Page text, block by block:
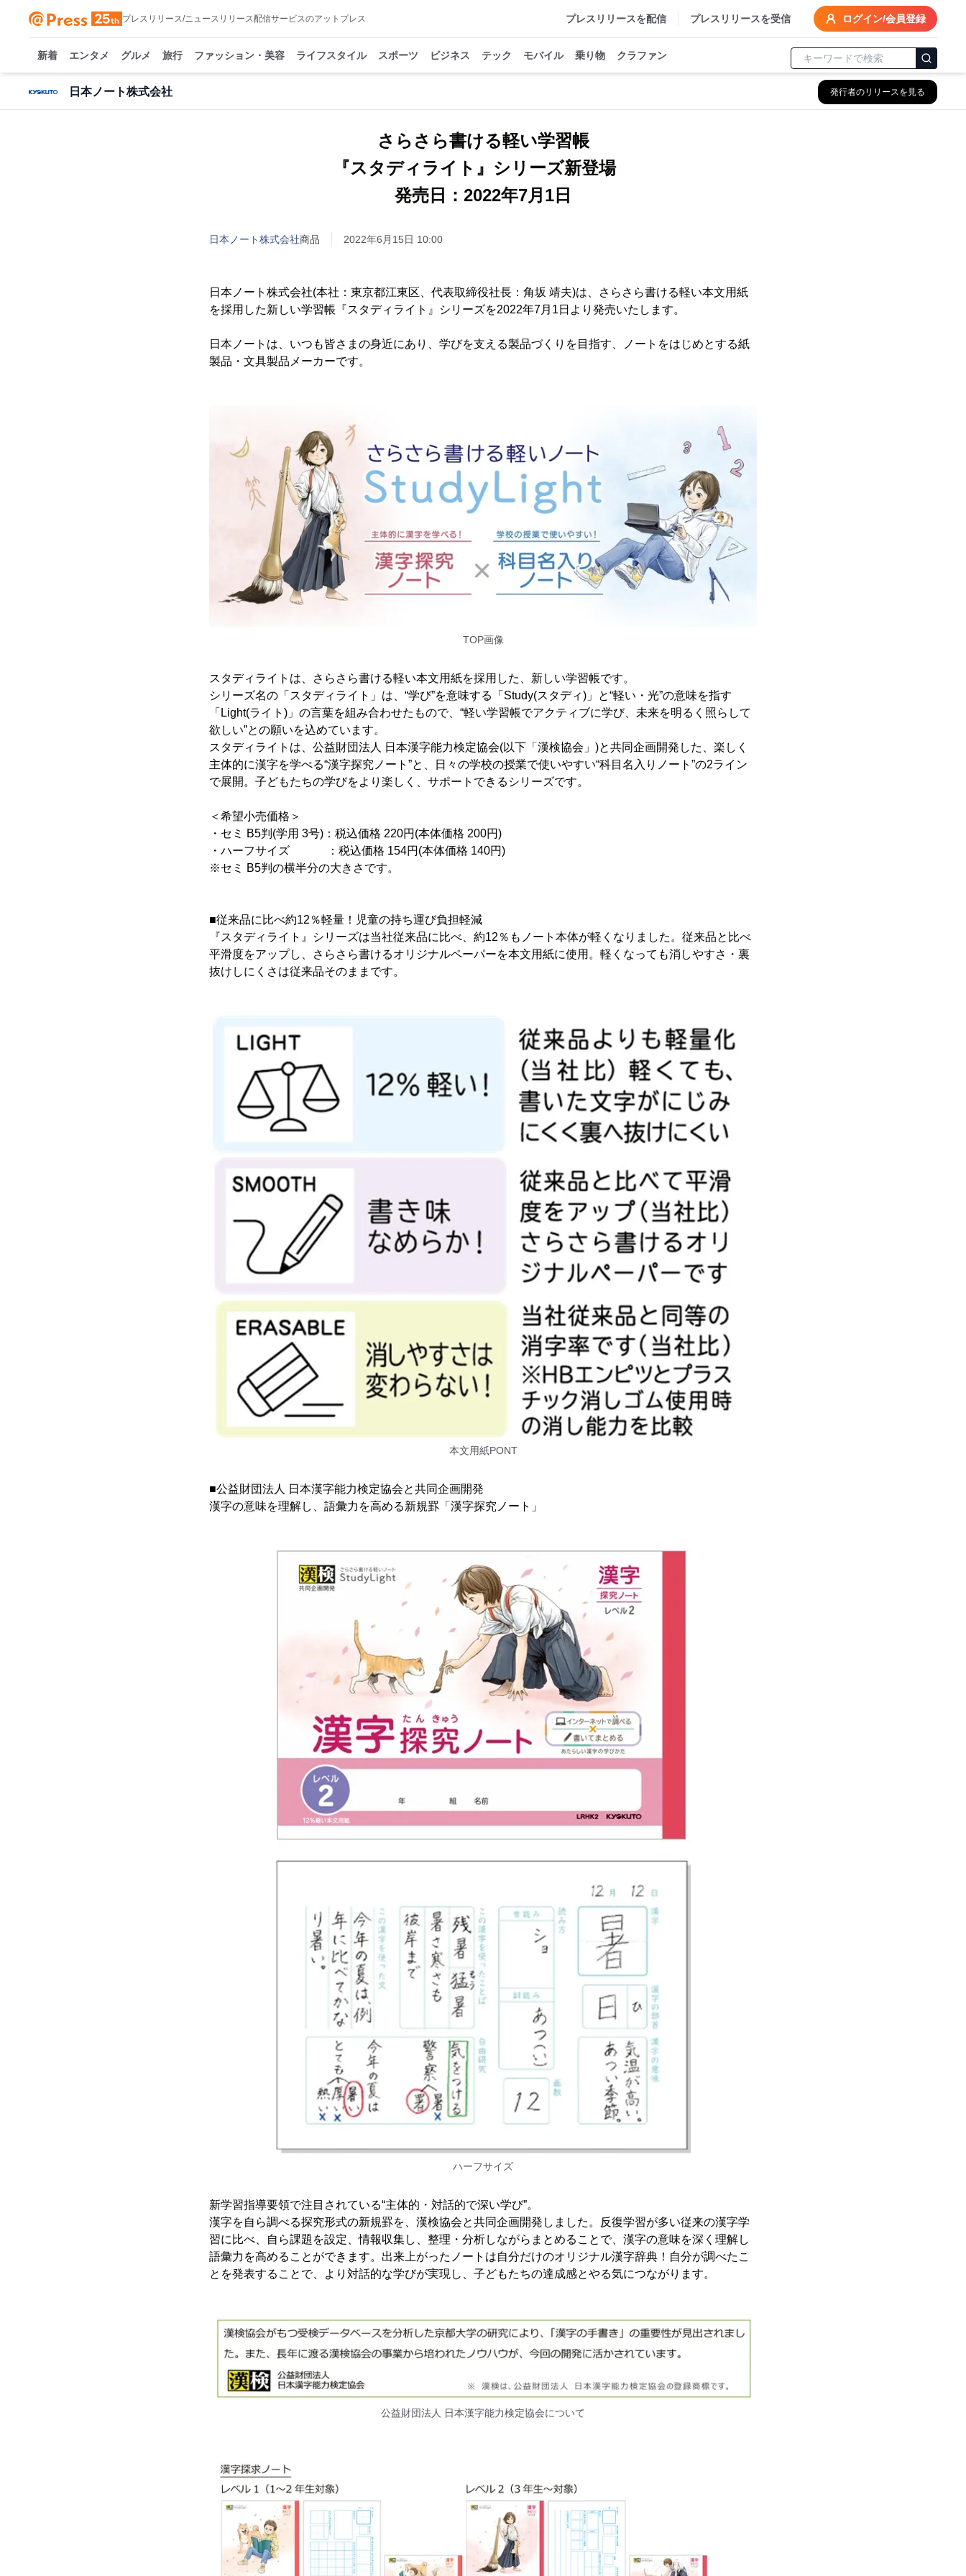
プレスリリース/ニュースリリース配信サービスのアットプレス プレスリリースを配信 プレスリリースを受信 ログイン/会員登録
新着 エンタメ グルメ 旅行 ファッション・美容 ライフスタイル スポーツ ビジネス テック モバイル 乗り物 クラファン
日本ノート株式会社 発行者のリリースを見る
さらさら書ける軽い学習帳
『スタディライト』シリーズ新登場
発売日：2022年7月1日
日本ノート株式会社商品 2022年6月15日 10:00
日本ノート株式会社(本社：東京都江東区、代表取締役社長：角坂 靖夫)は、さらさら書ける軽い本文用紙
を採用した新しい学習帳『スタディライト』シリーズを2022年7月1日より発売いたします。
日本ノートは、いつも皆さまの身近にあり、学びを支える製品づくりを目指す、ノートをはじめとする紙
製品・文具製品メーカーです。
TOP画像
スタディライトは、さらさら書ける軽い本文用紙を採用した、新しい学習帳です。
シリーズ名の「スタディライト」は、“学び”を意味する「Study(スタディ)」と“軽い・光”の意味を指す
「Light(ライト)」の言葉を組み合わせたもので、“軽い学習帳でアクティブに学び、未来を明るく照らして
欲しい”との願いを込めています。
スタディライトは、公益財団法人 日本漢字能力検定協会(以下「漢検協会」)と共同企画開発した、楽しく
主体的に漢字を学べる“漢字探究ノート”と、日々の学校の授業で使いやすい“科目名入りノート”の2ライン
で展開。子どもたちの学びをより楽しく、サポートできるシリーズです。
＜希望小売価格＞
・セミ B5判(学用 3号)：税込価格 220円(本体価格 200円)
・ハーフサイズ ：税込価格 154円(本体価格 140円)
※セミ B5判の横半分の大きさです。
■従来品に比べ約12％軽量！児童の持ち運び負担軽減
『スタディライト』シリーズは当社従来品に比べ、約12％もノート本体が軽くなりました。従来品と比べ
平滑度をアップし、さらさら書けるオリジナルペーパーを本文用紙に使用。軽くなっても消しやすさ・裏
抜けしにくさは従来品そのままです。
本文用紙PONT
■公益財団法人 日本漢字能力検定協会と共同企画開発
漢字の意味を理解し、語彙力を高める新規罫「漢字探究ノート」
ハーフサイズ
新学習指導要領で注目されている“主体的・対話的で深い学び”。
漢字を自ら調べる探究形式の新規罫を、漢検協会と共同企画開発しました。反復学習が多い従来の漢字学
習に比べ、自ら課題を設定、情報収集し、整理・分析しながらまとめることで、漢字の意味を深く理解し
語彙力を高めることができます。出来上がったノートは自分だけのオリジナル漢字辞典！自分が調べたこ
とを発表することで、より対話的な学びが実現し、子どもたちの達成感とやる気につながります。
公益財団法人 日本漢字能力検定協会について